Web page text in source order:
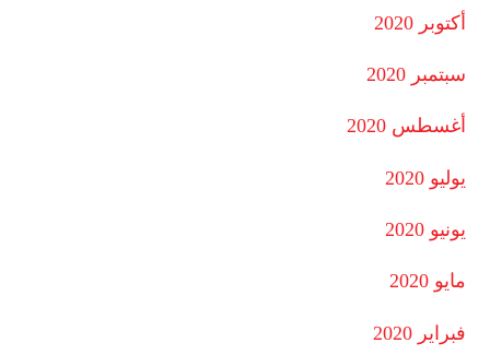
أكتوبر 2020
سبتمبر 2020
أغسطس 2020
يوليو 2020
يونيو 2020
مايو 2020
فبراير 2020